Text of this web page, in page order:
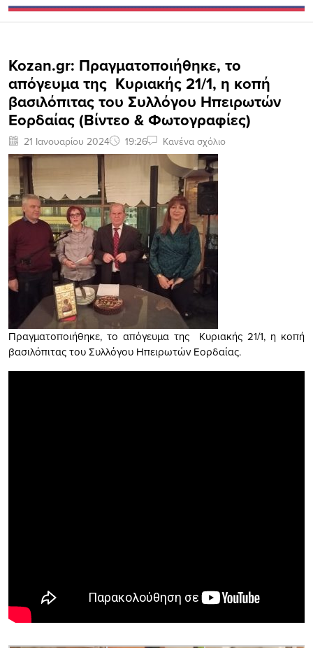
Kozan.gr: Πραγματοποιήθηκε, το
απόγευμα της Κυριακής 21/1, η κοπή
βασιλόπιτας του Συλλόγου Ηπειρωτών
Εορδαίας (Βίντεο & Φωτογραφίες)
21 Ιανουαρίου 2024 19:26 Κανένα σχόλιο
Πραγματοποιήθηκε, το απόγευμα της Κυριακής 21/1, η κοπή
βασιλόπιτας του Συλλόγου Ηπειρωτών Εορδαίας.